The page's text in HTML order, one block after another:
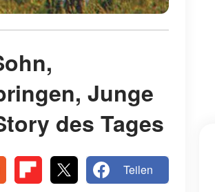
Junge
des Tages
Teilen